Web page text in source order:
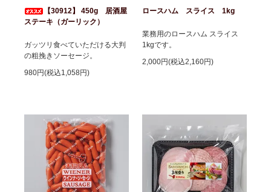
【30912】 450g 居酒屋
ステーキ（ガーリック）
ガッツリ食べていただける大判
の粗挽きソーセージ。
980円(税込1,058円)
ロースハム スライス 1kg
業務用のロースハム スライス
1kgです。
2,000円(税込2,160円)